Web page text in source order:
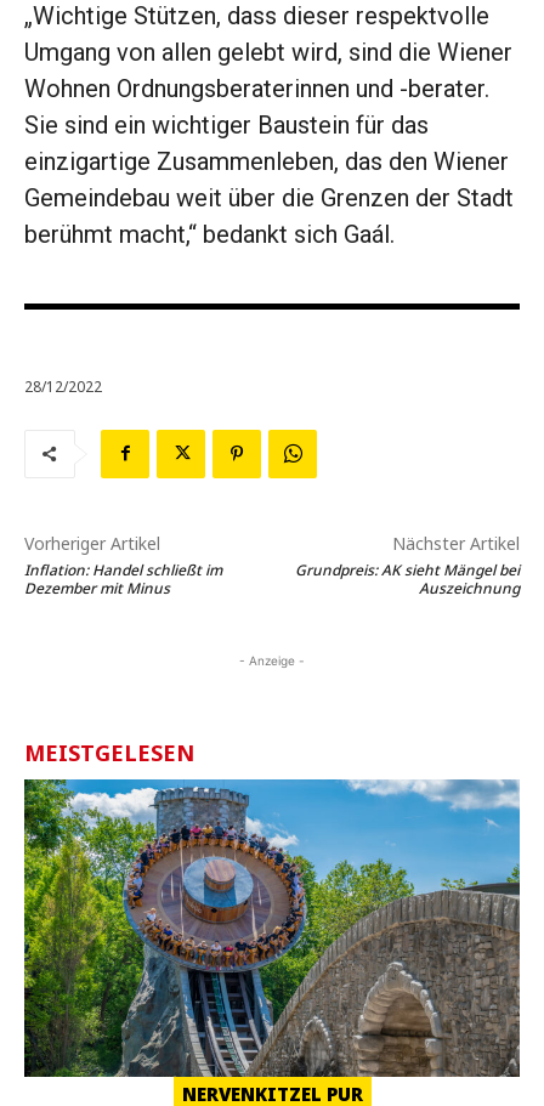
„Wichtige Stützen, dass dieser respektvolle
Umgang von allen gelebt wird, sind die Wiener
Wohnen Ordnungsberaterinnen und -berater.
Sie sind ein wichtiger Baustein für das
einzigartige Zusammenleben, das den Wiener
Gemeindebau weit über die Grenzen der Stadt
berühmt macht,“ bedankt sich Gaál.
28/12/2022
Vorheriger Artikel
Inflation: Handel schließt im
Dezember mit Minus
Nächster Artikel
Grundpreis: AK sieht Mängel bei
Auszeichnung
- Anzeige -
MEISTGELESEN
NERVENKITZEL PUR